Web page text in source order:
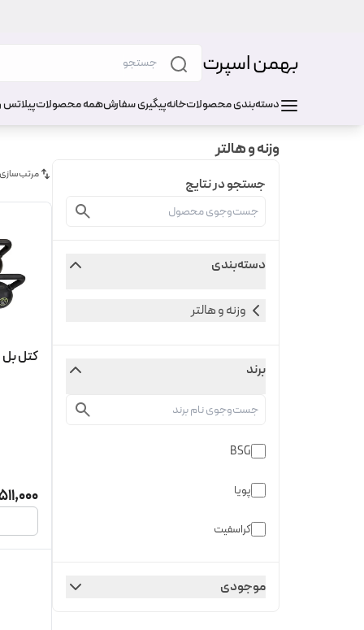
بهمن اسپرت
دسته‌بندی محصولاتخانهپیگیری سفارشهمه محصولاتپیلاتس
وزنه و هالتر
جستجو در نتایج
دسته‌بندی
وزنه و هالتر
برند
BSG
پویا
کراسفیت
موجودی
کتل بل DHZ